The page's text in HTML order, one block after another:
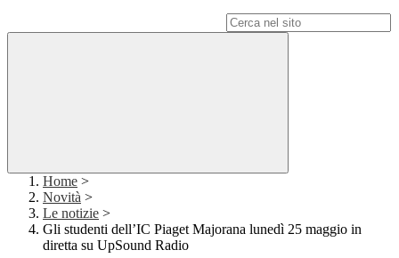
Home >
Novità >
Le notizie >
Gli studenti dell’IC Piaget Majorana lunedì 25 maggio in
diretta su UpSound Radio